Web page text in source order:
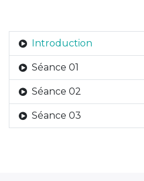
Introduction
Séance 01
Séance 02
Séance 03